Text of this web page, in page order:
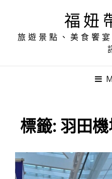
福妞
旅遊景點、美食饗
標籤: 羽田